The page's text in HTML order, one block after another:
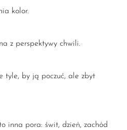
kolor.
z perspektywy chwili.
tyle, by ją poczuć, ale zbyt
inna pora: świt, dzień, zachód